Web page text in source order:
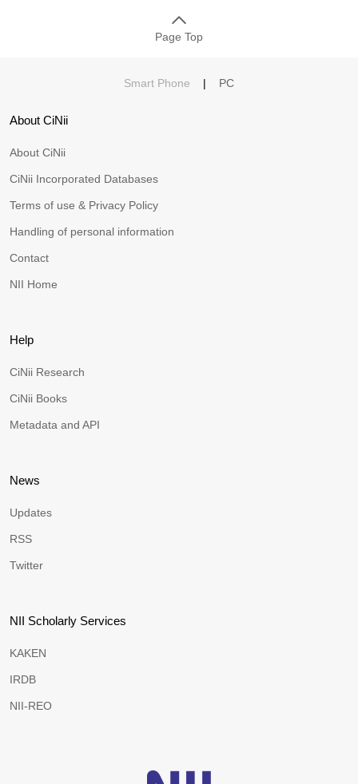
Page Top
Smart Phone | PC
About CiNii
About CiNii
CiNii Incorporated Databases
Terms of use & Privacy Policy
Handling of personal information
Contact
NII Home
Help
CiNii Research
CiNii Books
Metadata and API
News
Updates
RSS
Twitter
NII Scholarly Services
KAKEN
IRDB
NII-REO